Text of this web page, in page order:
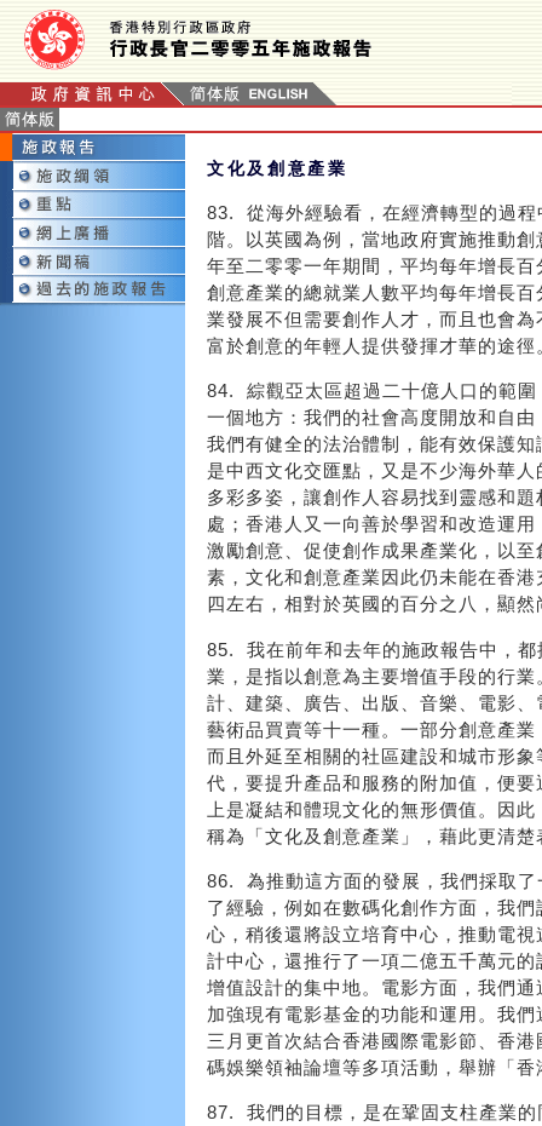
文化及創意產業
83. 從海外經驗看，在經濟轉型的過
階。以英國為例，當地政府實施推動
年至二零零一年期間，平均每年增長
創意產業的總就業人數平均每年增長
業發展不但需要創作人才，而且也會
富於創意的年輕人提供發揮才華的途徑
84. 綜觀亞太區超過二十億人口的範
一個地方：我們的社會高度開放和自
我們有健全的法治體制，能有效保護
是中西文化交匯點，又是不少海外華
多彩多姿，讓創作人容易找到靈感和
處；香港人又一向善於學習和改造運
激勵創意、促使創作成果產業化，以
素，文化和創意產業因此仍未能在香
四左右，相對於英國的百分之八，顯
85. 我在前年和去年的施政報告中，
業，是指以創意為主要增值手段的行
計、建築、廣告、出版、音樂、電影
藝術品買賣等十一種。一部分創意產
而且外延至相關的社區建設和城市形
代，要提升產品和服務的附加值，便
上是凝結和體現文化的無形價值。因
稱為「文化及創意產業」，藉此更清
86. 為推動這方面的發展，我們採取
了經驗，例如在數碼化創作方面，我
心，稍後還將設立培育中心，推動電
計中心，還推行了一項二億五千萬元
增值設計的集中地。電影方面，我們
加強現有電影基金的功能和運用。我
三月更首次結合香港國際電影節、香
碼娛樂領袖論壇等多項活動，舉辦「
87. 我們的目標，是在鞏固支柱產業